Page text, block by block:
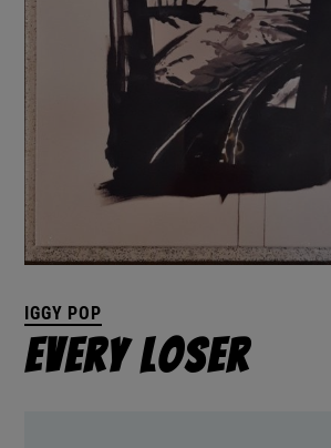
IGGY POP
Every Loser